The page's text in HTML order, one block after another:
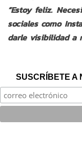
“Estoy feliz.
sociales como
darle visibilidad a
SUSCRÍBETE A